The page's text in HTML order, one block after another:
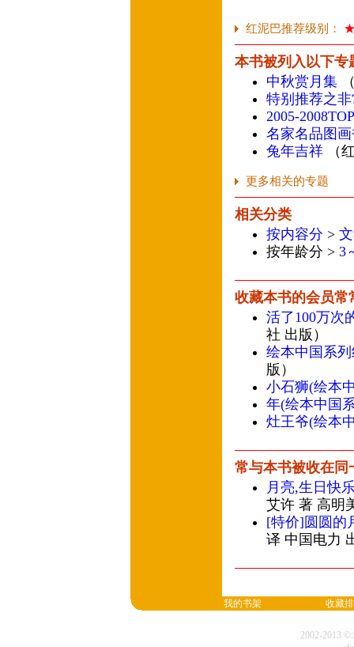
红泥巴推荐级别：
本书被列入以下专
中秋赏月集
特别推荐之
2005-
名家名品图
兔年吉祥 （
更多相关的专题
相关分类
按内容分 >
按年龄分 > 3
收藏本书的会员常
活了100万次
社 出版）
绘本中国系
版）
小石狮(绘本
年(绘本中国
灶王爷(绘本
常与本书被收在同
月亮,生日快
艾许 著 高明
[特价]圆圆的
译 中国电力
我的书架 收藏
2002-2013